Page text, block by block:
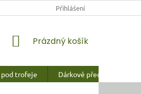
Přihlášení
NÁKUPNÍ
Prázdný košík
pod trofeje
Dárkové předměty a